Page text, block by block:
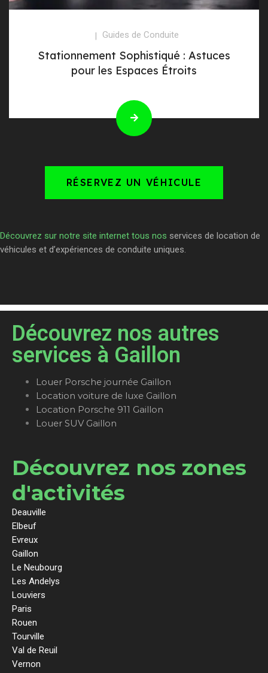
Guides de Conduite
Stationnement Sophistiqué : Astuces
pour les Espaces Étroits
RÉSERVEZ UN VÉHICULE
Découvrez sur notre site internet tous nos services de location de
véhicules et d’expériences de conduite uniques.
Découvrez nos autres
services à Gaillon
Louer Porsche journée Gaillon
Location voiture de luxe Gaillon
Location Porsche 911 Gaillon
Louer SUV Gaillon
Découvrez nos zones
d'activités
Deauville
Elbeuf
Evreux
Gaillon
Le Neubourg
Les Andelys
Louviers
Paris
Rouen
Tourville
Val de Reuil
Vernon